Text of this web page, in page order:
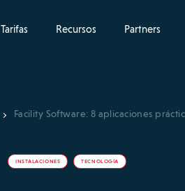
Tarifas Recursos Partners
Facility Software: 8 aplicaciones
INSTALACIONES TECNOLOGÍA